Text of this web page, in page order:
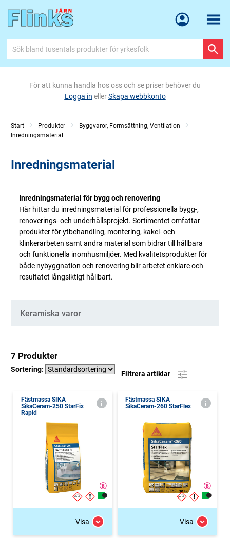
Meny
För att kunna handla hos oss och se priser behöver du
Logga in ellerSkapa webbkonto
Start Produkter
Byggvaror, Formsättning, Ventilation
Inredningsmaterial
Inredningsmaterial
Inredningsmaterial för bygg och renovering
Här hittar du inredningsmaterial för professionella bygg-,
renoverings- och underhållsprojekt. Sortimentet omfattar
produkter för ytbehandling, montering, kakel- och
klinkerarbeten samt andra material som bidrar till hållbara
och funktionella inomhusmiljöer. Med kvalitetsprodukter för
både nybyggnation och renovering blir arbetet enklare och
resultatet långsiktigt hållbart.
Kategorier
Keramiska varor
7 Produkter
Sortering:
Filtrera artiklar
Fästmassa SIKA
SikaCeram-250 StarFix
Rapid
Visa
Fästmassa SIKA
SikaCeram-260 StarFlex
Visa